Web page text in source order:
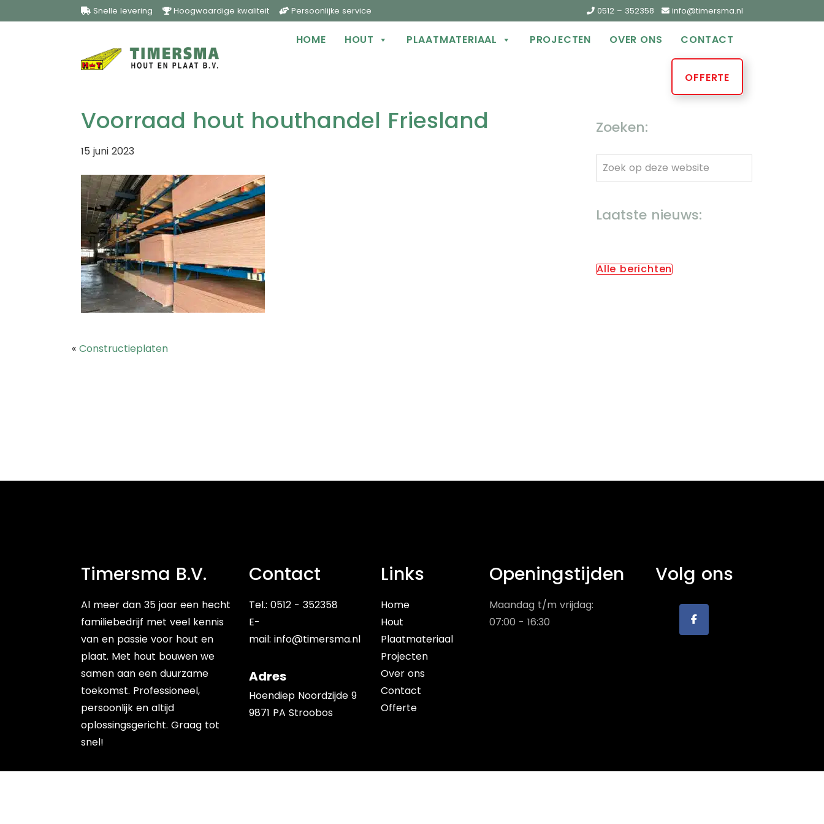
Snelle levering Hoogwaardige kwaliteit Persoonlijke service 0512 – 352358 info@timersma.nl
Timersma
HeaderHOME HOUT PLAATMATERIAAL PROJECTEN OVER ONS CONTACT
OFFERTE
Voorraad hout houthandel Friesland
15 juni 2023
« Constructieplaten
Zoeken:
Zoek
op
website
Laatste nieuws:
Alle berichten
Timersma B.V.
Al meer dan 35 jaar een hecht
familiebedrijf met veel kennis
van en passie voor hout en
plaat. Met hout bouwen we
samen aan een duurzame
toekomst. Professioneel,
persoonlijk en altijd
oplossingsgericht. Graag tot
snel!
Contact
Tel.: 0512 - 352358
E-
mail:info@timersma.nl
Adres
Hoendiep Noordzijde 9
9871 PA Stroobos
Links
Home
Hout
Plaatmateriaal
Projecten
Over ons
Contact
Offerte
Openingstijden
Maandag t/m vrijdag:
07:00 - 16:30
Volg ons